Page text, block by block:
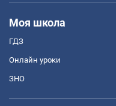
Моя школа
ГДЗ
Онлайн уроки
ЗНО